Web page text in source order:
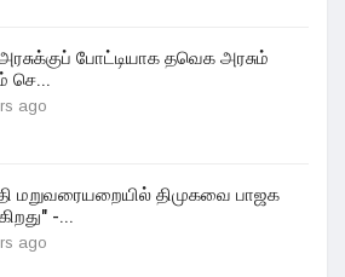
போட்டியாக தவெக அரசும்
செ...
ago
மறுவரையறையில் திமுகவை பாஜக
-...
ago